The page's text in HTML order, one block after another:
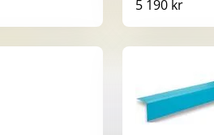
5 190 kr